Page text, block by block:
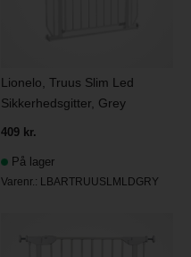
Lionelo, Truus Slim Led
Sikkerhedsgitter, Grey
409 kr.
På lager
Varenr.: LBARTRUUSLMLDGRY